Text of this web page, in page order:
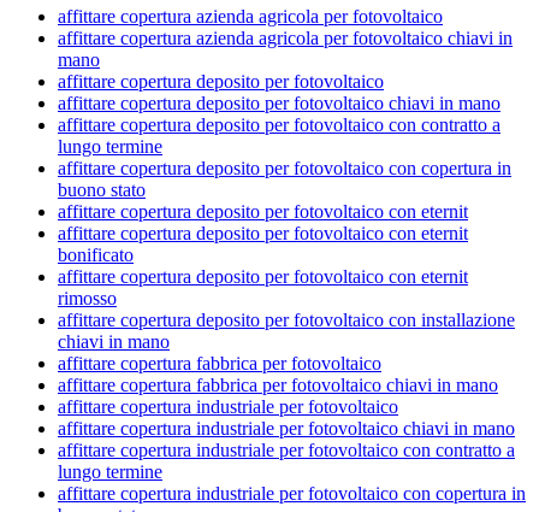
affittare copertura azienda agricola per fotovoltaico
affittare copertura azienda agricola per fotovoltaico chiavi in
mano
affittare copertura deposito per fotovoltaico
affittare copertura deposito per fotovoltaico chiavi in mano
affittare copertura deposito per fotovoltaico con contratto a
lungo termine
affittare copertura deposito per fotovoltaico con copertura in
buono stato
affittare copertura deposito per fotovoltaico con eternit
affittare copertura deposito per fotovoltaico con eternit
bonificato
affittare copertura deposito per fotovoltaico con eternit
rimosso
affittare copertura deposito per fotovoltaico con installazione
chiavi in mano
affittare copertura fabbrica per fotovoltaico
affittare copertura fabbrica per fotovoltaico chiavi in mano
affittare copertura industriale per fotovoltaico
affittare copertura industriale per fotovoltaico chiavi in mano
affittare copertura industriale per fotovoltaico con contratto a
lungo termine
affittare copertura industriale per fotovoltaico con copertura in